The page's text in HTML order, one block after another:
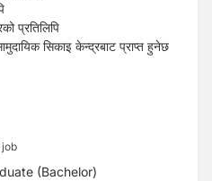
प्रतिलिपि
सिकाइ केन्द्रबाट प्राप्त हुनेछ
(Bachelor)